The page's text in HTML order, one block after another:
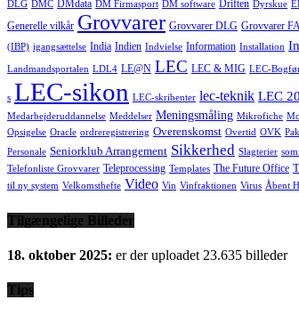
DLG DMC DMdata DM Firmasport DM software Driften Dyrskue
Generelle vilkår Grovvarer Grovvarer DLG Grovvarer
(IBP) igangsættelse India Indien Indvielse Information Installation
Landmandsportalen LDL4 LE@N LEC LEC & MIG LEC-
s LEC-sikon LEC-skribenter lec-teknik LEC
Medarbejderuddannelse Meddelser Meningsmåling Mikrofiche
Opsigelse Oracle ordreregistrering Overenskomst Overtid OVK
Personale Seniorklub Arrangement Sikkerhed Slagterier
Telefonliste Grovvarer Teleprocessing Templates The Future Office
til ny system Velkomsthefte Video Vin Vinfraktionen Virus Åbent
Tilgængelige Billeder
18. oktober 2025: er der uploadet 23.635 billeder
Tips